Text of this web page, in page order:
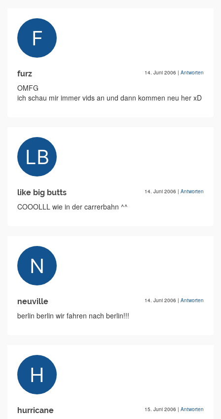
furz 14. Juni 2006 | Antworten
OMFG
ich schau mir immer vids an und dann kommen neu her xD
like big butts 14. Juni 2006 | Antworten
COOOLLL wie in der carrerbahn ^^
neuville 14. Juni 2006 | Antworten
berlin berlin wir fahren nach berlin!!!
hurricane 15. Juni 2006 | Antworten